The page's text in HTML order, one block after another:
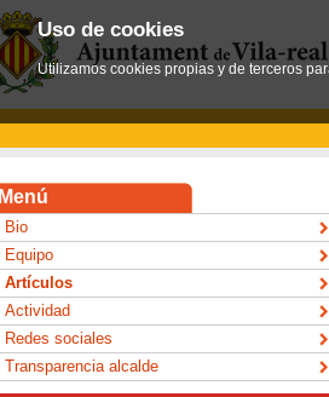
Menú
Bio
Equipo
Artículos
Actividad
Redes sociales
Transparencia alcalde
Uso de cookies
Utilizamos cookies propias y de terceros